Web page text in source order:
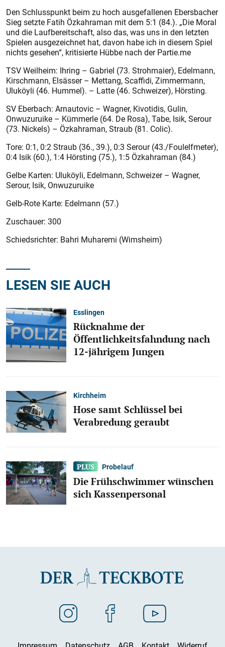
Den Schlusspunkt beim zu hoch ausgefallenen Ebersbacher
Sieg setzte Fatih Özkahraman mit dem 5:1 (84.). „Die Moral
und die Laufbereitschaft, also das, was uns in den letzten
Spielen ausgezeichnet hat, davon habe ich in diesem Spiel
nichts gesehen“, kritisierte Hübbe nach der Partie.me
TSV Weilheim: Ihring – Gabriel (73. Strohmaier), Edelmann,
Kirschmann, Elsässer – Mettang, Scaffidi, Zimmermann,
Uluköyli (46. Hummel). – Latte (46. Schweizer), Hörsting.
SV Eberbach: Arnautovic – Wagner, Kivotidis, Gulin,
Onwuzuruike – Kümmerle (64. De Rosa), Tabe, Isik, Serour
(73. Nickels) – Özkahraman, Straub (81. Colic).
Tore: 0:1, 0:2 Straub (36., 39.), 0:3 Serour (43./Foulelfmeter),
0:4 Isik (60.), 1:4 Hörsting (75.), 1:5 Özkahraman (84.)
Gelbe Karten: Uluköyli, Edelmann, Schweizer – Wagner,
Serour, Isik, Onwuzuruike
Gelb-Rote Karte: Edelmann (57.)
Zuschauer: 300
Schiedsrichter: Bahri Muharemi (Wimsheim)
LESEN SIE AUCH
Esslingen
Rücknahme der
Öffentlichkeitsfahndung nach
12-jährigem Jungen
Kirchheim
Hose samt Schlüssel bei
Verabredung geraubt
Probelauf
Die Frühschwimmer wünschen
sich Kassenpersonal